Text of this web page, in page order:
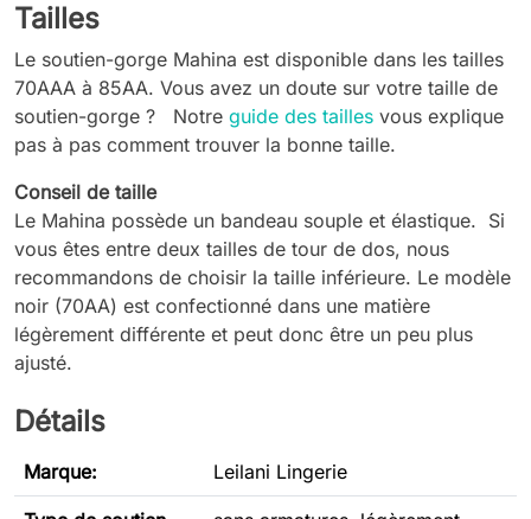
Tailles
Le soutien-gorge Mahina est disponible dans les tailles
70AAA à 85AA. Vous avez un doute sur votre taille de
soutien-gorge ? Notre guide des tailles vous explique
pas à pas comment trouver la bonne taille.
Conseil de taille
Le Mahina possède un bandeau souple et élastique. Si
vous êtes entre deux tailles de tour de dos, nous
recommandons de choisir la taille inférieure. Le modèle
noir (70AA) est confectionné dans une matière
légèrement différente et peut donc être un peu plus
ajusté.
Détails
Marque: Leilani Lingerie